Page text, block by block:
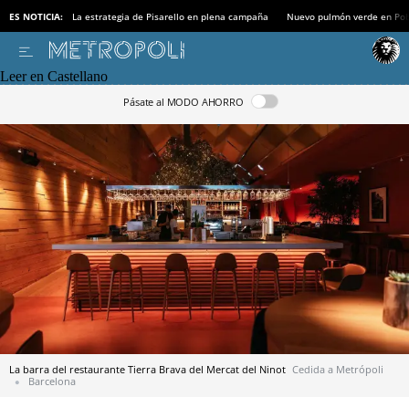
ES NOTICIA: La estrategia de Pisarello en plena campaña Nuevo pulmón verde en
Leer en Castellano
Pásate al MODO AHORRO
La barra del restaurante Tierra Brava del Mercat del Ninot Cedida a Metrópoli
Barcelona